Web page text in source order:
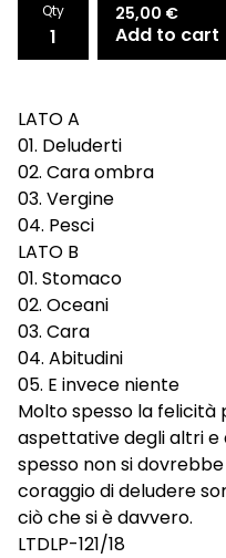
Qty 25,00 €
Add to cart
LATO A
01. Deluderti
02. Cara ombra
03. Vergine
04. Pesci
LATO B
01. Stomaco
02. Oceani
03. Cara
04. Abitudini
05. E invece niente
Molto spesso la felicità
aspettative degli altri
spesso non si
coraggio di deludere
ciò che si è davvero.
LTDLP-121/18